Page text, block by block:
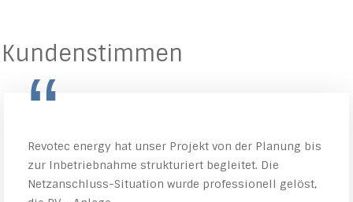
Kundenstimmen
“
Revotec energy hat unser Projekt von der Planung bis
zur Inbetriebnahme strukturiert begleitet. Die
Netzanschluss-Situation wurde professionell gelöst,